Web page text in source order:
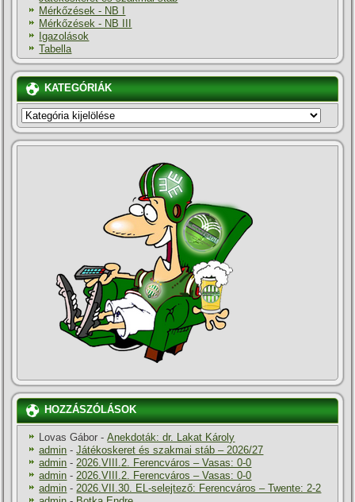
Mérkőzések - NB I
Mérkőzések - NB III
Igazolások
Tabella
KATEGÓRIÁK
KATEGÓRIÁK
HOZZÁSZÓLÁSOK
Lovas Gábor -Anekdoták: dr. Lakat Károly
admin -Játékoskeret és szakmai stáb – 2026/27
admin - 2026.VIII.2. Ferencváros – Vasas: 0-0
admin - 2026.VIII.2. Ferencváros – Vasas: 0-0
admin - 2026.VII.30. EL-selejtező: Ferencváros – Twente: 2-2